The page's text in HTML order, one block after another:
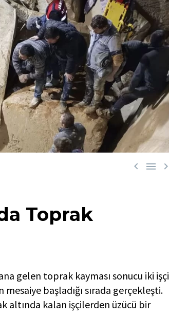
  
Toprak
gelen toprak kayması sonucu iki işçi
başladığı sırada gerçekleşti.
altında kalan işçilerden üzücü bir